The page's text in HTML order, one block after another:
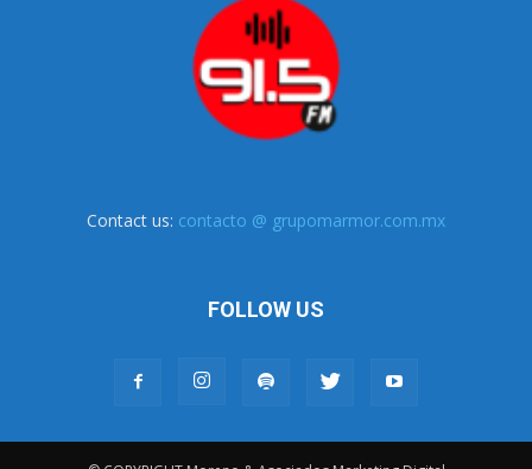
Contact us: contacto @ grupomarmor.com.mx
FOLLOW US